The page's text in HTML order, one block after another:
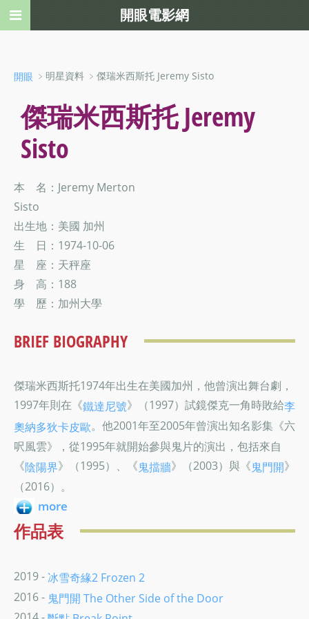
開眼 ﹥明星資料 ﹥傑瑞米西斯托 Jeremy Sisto
傑瑞米西斯托 Jeremy
Sisto
本 名：Jeremy Merton
Sisto
出生地：美國 加州
生 日：1974-10-06
星 座：天秤座
身 高：188
學 歷：加州大學
BRIEF BIOGRAPHY
傑瑞米西斯托1974年出生在美國加州，他曾演出舞台劇，
1997年則在《鐵達尼號》（1997）試鏡傑克一角時敗給李
奧納多狄卡皮歐。他2001年至2005年曾演出知名影集《六
呎風雲》，從1995年就開始參與鬼片的演出，包括來自
《陰陽界》（1995）、《鬼擋牆》（2003）與《鬼門開》
（2016）。
more
作品表
2019 - 冰雪奇緣2 Frozen 2
2016 - 鬼門開 The Other Side of the Door
開眼電影網